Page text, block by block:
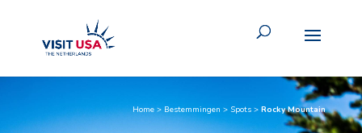
Home>Bestemmingen >Spots >Rocky Mountain